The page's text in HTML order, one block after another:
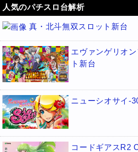
人気のパチスロ台解析
真・北斗無双スロット新台
エヴァンゲリオ
ト新台
ニューシオサイ-
コードギアスR2